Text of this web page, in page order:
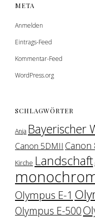
META
Anmelden
Eintrags-Feed
Kommentar-Feed
WordPress.org
SCHLAGWÖRTER
Anja Bayerischer
Canon 5DMII Canon
Kirche Landschaft
Olympus E-1
Olympus E-500